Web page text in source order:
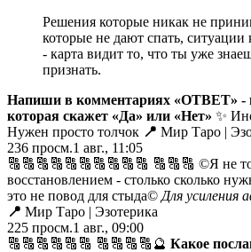
Решения которые никак не
которые не дают спать, ситуации
- карта видит то, что ты уже
признать.
Напиши в комментариях «ОТВЕТ» -
которая скажет «Да» или «Нет» ✨
Нужен просто толчок 📍 Мир Таро |
236 просм.1 авг., 11:05
🔠🔠🔠🔠🔠🔠🔠🔠🔠🔠 🔠🔠🔠 ©️Я не
восстановлением - столько сколько
это не повод для стыда©️ Для усиления
📍 Мир Таро | Эзотерика
225 просм.1 авг., 09:00
🔠🔠🔠🔠🔠🔠 🔠🔠🔠🔠🔮 Какое